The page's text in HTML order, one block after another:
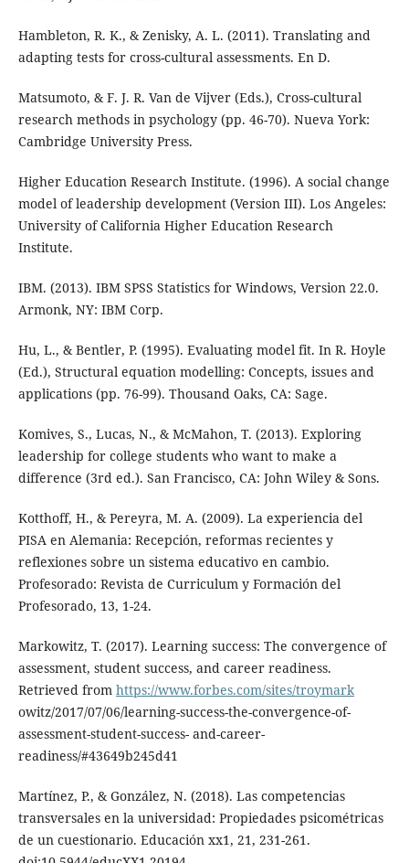
Hambleton, R. K., & Zenisky, A. L. (2011). Translating and
adapting tests for cross-cultural assessments. En D.
Matsumoto, & F. J. R. Van de Vijver (Eds.), Cross-cultural
research methods in psychology (pp. 46-70). Nueva York:
Cambridge University Press.
Higher Education Research Institute. (1996). A social change
model of leadership development (Version III). Los Angeles:
University of California Higher Education Research
Institute.
IBM. (2013). IBM SPSS Statistics for Windows, Version 22.0.
Armonk, NY: IBM Corp.
Hu, L., & Bentler, P. (1995). Evaluating model fit. In R. Hoyle
(Ed.), Structural equation modelling: Concepts, issues and
applications (pp. 76-99). Thousand Oaks, CA: Sage.
Komives, S., Lucas, N., & McMahon, T. (2013). Exploring
leadership for college students who want to make a
difference (3rd ed.). San Francisco, CA: John Wiley & Sons.
Kotthoff, H., & Pereyra, M. A. (2009). La experiencia del
PISA en Alemania: Recepción, reformas recientes y
reflexiones sobre un sistema educativo en cambio.
Profesorado: Revista de Curriculum y Formación del
Profesorado, 13, 1-24.
Markowitz, T. (2017). Learning success: The convergence of
assessment, student success, and career readiness.
Retrieved from https://www.forbes.com/sites/troymark
owitz/2017/07/06/learning-success-the-convergence-of-
assessment-student-success- and-career-
readiness/#43649b245d41
Martínez, P., & González, N. (2018). Las competencias
transversales en la universidad: Propiedades psicométricas
de un cuestionario. Educación xx1, 21, 231-261.